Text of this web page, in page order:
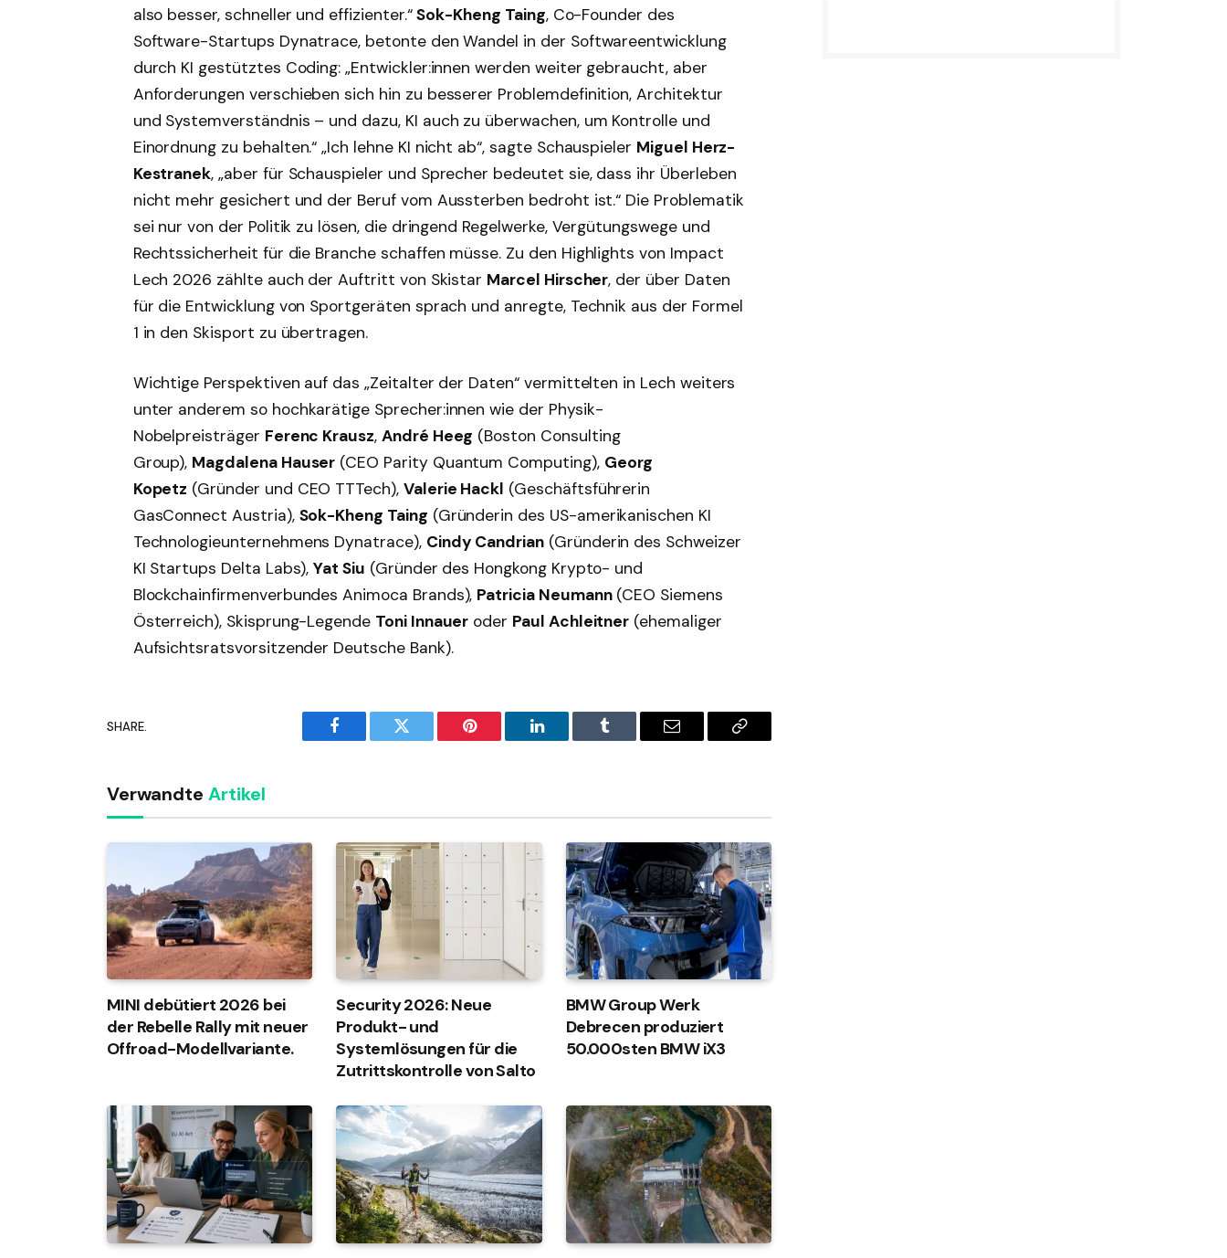
also besser, schneller und effizienter.“Sok-Kheng Taing, Co-Founder des
Software-Startups Dynatrace, betonte den Wandel in der Softwareentwicklung
durch KI gestütztes Coding: „Entwickler:innen werden weiter gebraucht, aber
Anforderungen verschieben sich hin zu besserer Problemdefinition, Architektur
und Systemverständnis – und dazu, KI auch zu überwachen, um Kontrolle und
Einordnung zu behalten.“ „Ich lehne KI nicht ab“, sagte Schauspieler Miguel Herz-
Kestranek, „aber für Schauspieler und Sprecher bedeutet sie, dass ihr Überleben
nicht mehr gesichert und der Beruf vom Aussterben bedroht ist.“ Die Problematik
sei nur von der Politik zu lösen, die dringend Regelwerke, Vergütungswege und
Rechtssicherheit für die Branche schaffen müsse. Zu den Highlights von Impact
Lech 2026 zählte auch der Auftritt von Skistar Marcel Hirscher, der über Daten
für die Entwicklung von Sportgeräten sprach und anregte, Technik aus der Formel
1 in den Skisport zu übertragen.
Wichtige Perspektiven auf das „Zeitalter der Daten“ vermittelten in Lech weiters
unter anderem so hochkarätige Sprecher:innen wie der Physik-
Nobelpreisträger Ferenc Krausz, André Heeg (Boston Consulting
Group), Magdalena Hauser (CEO Parity Quantum Computing), Georg
Kopetz (Gründer und CEO TTTech), Valerie Hackl (Geschäftsführerin
GasConnect Austria), Sok-Kheng Taing (Gründerin des US-amerikanischen KI
Technologieunternehmens Dynatrace), Cindy Candrian (Gründerin des Schweizer
KI Startups Delta Labs),Yat Siu (Gründer des Hongkong Krypto- und
Blockchainfirmenverbundes Animoca Brands), Patricia Neumann(CEO Siemens
Österreich), Skisprung-Legende Toni Innauer oder Paul Achleitner (ehemaliger
Aufsichtsratsvorsitzender Deutsche Bank).
SHARE.
Facebook Twitter Pinterest LinkedIn Tumblr Email
Copy
Verwandte Artikel
MINI debütiert 2026 bei
der Rebelle Rally mit neuer
Offroad-Modellvariante.
Security 2026: Neue
Produkt- und
Systemlösungen für die
Zutrittskontrolle von Salto
BMW Group Werk
Debrecen produziert
50.000sten BMW iX3